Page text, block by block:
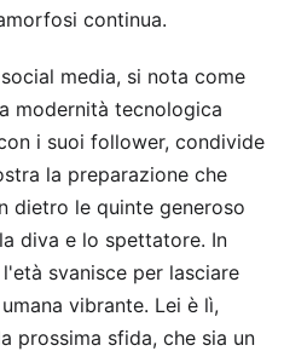
continua.
media, si nota come
modernità tecnologica
i suoi follower, condivide
la preparazione che
dietro le quinte generoso
diva e lo spettatore. In
svanisce per lasciare
vibrante. Lei è lì,
prossima sfida, che sia un